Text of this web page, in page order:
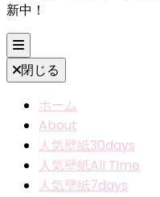
新中！
閉じる
ホーム
About
人気壁紙30days
人気壁紙All Time
人気壁紙7days